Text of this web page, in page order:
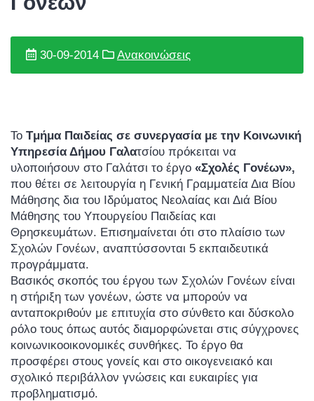
30-09-2014 Ανακοινώσεις
Το Tμήμα Παιδείας σε συνεργασία με την Κοινωνική
Υπηρεσία Δήμου Γαλατσίου πρόκειται να
υλοποιήσουν στο Γαλάτσι το έργο «Σχολές Γονέων»,
που θέτει σε λειτουργία η Γενική Γραμματεία Δια Βίου
Μάθησης δια του Ιδρύματος Νεολαίας και Διά Βίου
Μάθησης του Υπουργείου Παιδείας και
Θρησκευμάτων. Επισημαίνεται ότι στο πλαίσιο των
Σχολών Γονέων, αναπτύσσονται 5 εκπαιδευτικά
προγράμματα.
Βασικός σκοπός του έργου των Σχολών Γονέων είναι
η στήριξη των γονέων, ώστε να μπορούν να
ανταποκριθούν με επιτυχία στο σύνθετο και δύσκολο
ρόλο τους όπως αυτός διαμορφώνεται στις σύγχρονες
κοινωνικοοικονομικές συνθήκες. Το έργο θα
προσφέρει στους γονείς και στο οικογενειακό και
σχολικό περιβάλλον γνώσεις και ευκαιρίες για
προβληματισμό.